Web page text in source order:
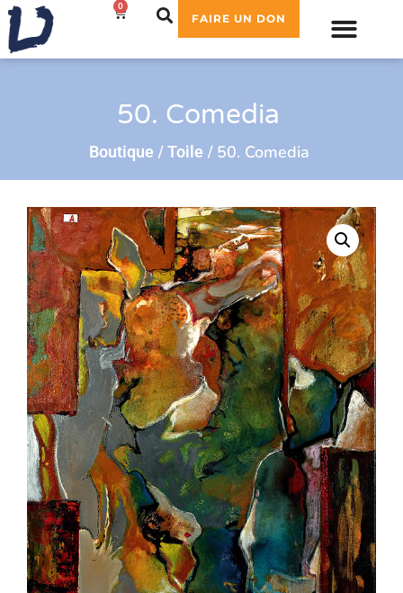
€ 0
FAIRE UN DON
50. Comedia
Boutique /Toile / 50. Comedia